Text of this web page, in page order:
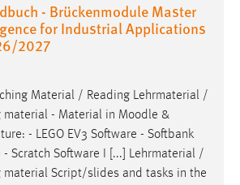
- Brückenmodule Master
for Industrial Applications
2027
Material / Reading Lehrmaterial /
material - Material in Moodle &
- LEGO EV3 Software - Softbank
- Scratch Software I [...] Lehrmaterial /
material Script/slides and tasks in the
Cookies gesetzt.